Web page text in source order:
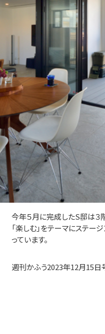
今年５月に完成したS邸は３
「楽しむ」をテーマにステ
っています。
週刊かふう2023年12月15日